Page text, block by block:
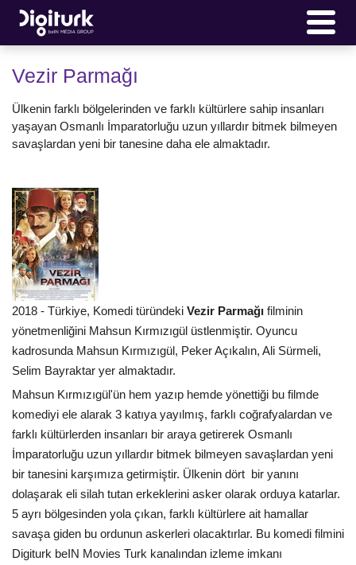
Vezir Parmağı
Ülkenin farklı bölgelerinden ve farklı kültürlere sahip insanları
yaşayan Osmanlı İmparatorluğu uzun yıllardır bitmek bilmeyen
savaşlardan yeni bir tanesine daha ele almaktadır.
2018 - Türkiye, Komedi türündeki Vezir Parmağı filminin
yönetmenliğini Mahsun Kırmızıgül üstlenmiştir. Oyuncu
kadrosunda Mahsun Kırmızıgül, Peker Açıkalın, Ali Sürmeli,
Selim Bayraktar yer almaktadır.
Mahsun Kırmızıgül'ün hem yazıp hemde yönettiği bu filmde
komediyi ele alarak 3 katıya yayılmış, farklı coğrafyalardan ve
farklı kültürlerden insanları bir araya getirerek Osmanlı
İmparatorluğu uzun yıllardır bitmek bilmeyen savaşlardan yeni
bir tanesini karşımıza getirmiştir. Ülkenin dört bir yanını
dolaşarak eli silah tutan erkeklerini asker olarak orduya katarlar.
5 ayrı bölgesinden yola çıkan, farklı kültürlere ait hamallar
savaşa giden bu ordunun askerleri olacaktırlar. Bu komedi filmini
Digiturk beIN Movies Turk kanalından izleme imkanı